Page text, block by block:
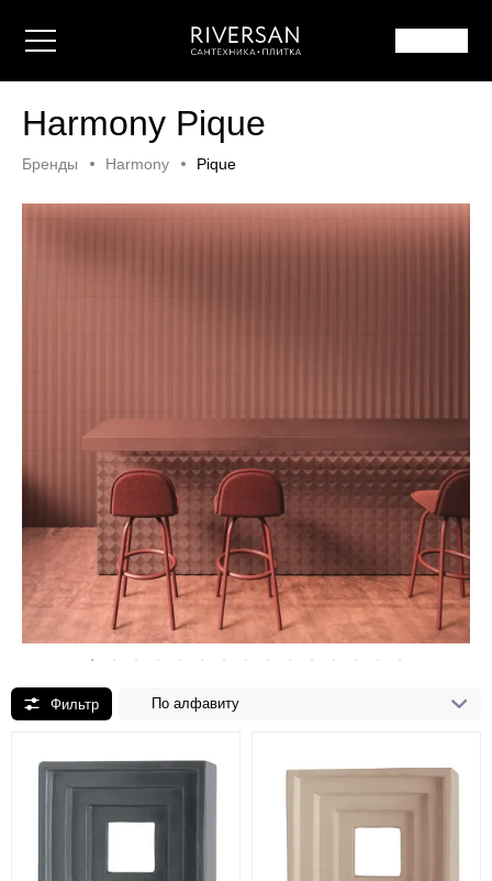
Harmony Pique
Бренды Harmony Pique
По алфавиту